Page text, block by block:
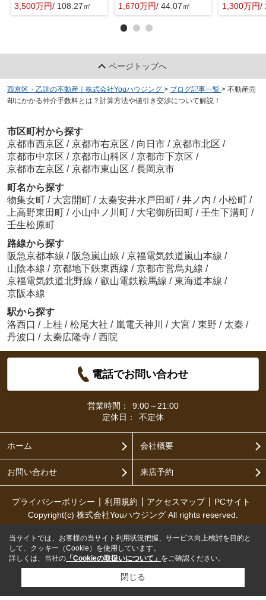
3,500万円/ 108.27㎡
1,670万円/ 44.07㎡
1,300万円/
ページトップへ
西京区・乙訓の不動産｜株式会社Youハウジング > ブログ記事一覧 > 不動産売
却にかかる仲介手数料とは？計算方法や値引き交渉について解説！
市区町村から探す
京都市西京区 / 京都市右京区 / 向日市 / 京都市北区 /
京都市中京区 / 京都市山科区 / 京都市下京区 /
京都市左京区 / 京都市東山区 / 長岡京市
町名から探す
物集女町 / 大宮開町 / 太秦安井水戸田町 / 井ノ内 / 小松町 /
上高野東田町 / 小山中ノ川町 / 大宅御所田町 / 壬生下溝町 /
壬生松原町
路線から探す
阪急京都本線 / 阪急嵐山線 / 京福電気鉄道嵐山本線 /
山陰本線 / 京都地下鉄東西線 / 京都市営烏丸線 /
京福電気鉄道北野線 / 叡山電鉄鞍馬線 / 東海道本線 /
京阪本線
駅から探す
洛西口 / 上桂 / 松尾大社 / 嵐電天神川 / 大宮 / 東野 / 太秦 /
丹波口 / 太秦広隆寺 / 西院
電話でお問い合わせ
営業時間：
9:00～21:00
定休日：
不定休
ホーム 会社概要
お問い合わせ 来店予約
プライバシーポリシー 利用規約 アクセスマップ
PCサイト
Copyright(c) 株式会社Youハウジング All rights reserved.
当サイトでは、お客様の当サイト利用状況把握、サービス向上検討を目的と
して、クッキー（Cookie）を使用しています。
詳しくは、当社の 「Cookieの取扱いについて」 をご確認ください。
閉じる